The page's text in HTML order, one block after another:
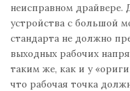
неисправном драйвере.
устройства с большой
стандарта не должно
выходных рабочих
таким же, как и у
что рабочая точка